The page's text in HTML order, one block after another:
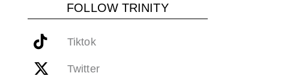
FOLLOW TRINITY
Tiktok
Twitter